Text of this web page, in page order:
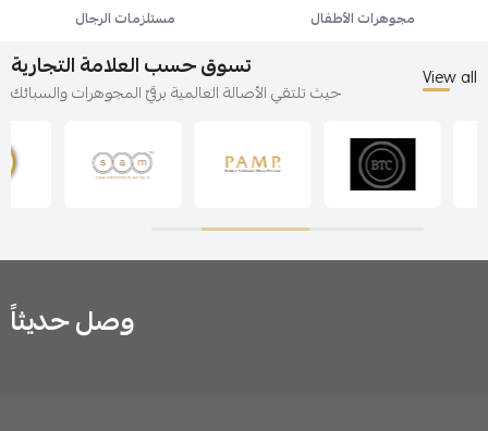
مستلزمات الرجال مجوهرات الأطفال
تسوق حسب العلامة التجارية
حيث تلتقي الأصالة العالمية برقيّ المجوهرات والسبائك
View all
وصل حديثاً